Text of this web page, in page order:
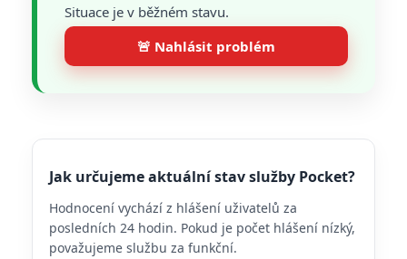
Situace je v běžném stavu.
🚨 Nahlásit problém
Jak určujeme aktuální stav služby Pocket?
Hodnocení vychází z hlášení uživatelů za
posledních 24 hodin. Pokud je počet hlášení nízký,
považujeme službu za funkční.